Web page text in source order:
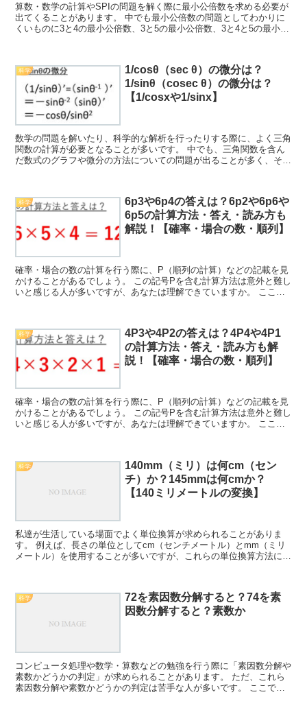
算数・数学の計算やSPIの問題を解く際に最小公倍数を求める必要が
出てくることがあります。 中でも最小公倍数の問題としてわかりに
くいものに3と4の最小公倍数、3と5の最小公倍数、3と4と5の最小公
科学
1/cosθ（sec θ）の微分は？
1/sinθ（cosec θ）の微分は？
【1/cosxや1/sinx】
数学の問題を解いたり、科学的な解析を行ったりする際に、よく三角
関数の計算が必要となることが多いです。 中でも、三角関数を含ん
だ数式のグラフや微分の方法についての問題が出ることが多く、その
科学
6p3や6p4の答えは？6p2や6p6や
6p5の計算方法・答え・読み方も
解説！【確率・場合の数・順列】
確率・場合の数の計算を行う際に、P（順列の計算）などの記載を見
かけることがあるでしょう。 この記号Pを含む計算方法は意外と難し
いと感じる人が多いですが、あなたは理解できていますか。 ここで
科学
4P3や4P2の答えは？4P4や4P1
の計算方法・答え・読み方も解
説！【確率・場合の数・順列】
確率・場合の数の計算を行う際に、P（順列の計算）などの記載を見
かけることがあるでしょう。 この記号Pを含む計算方法は意外と難し
いと感じる人が多いですが、あなたは理解できていますか。 ここで
科学
140mm（ミリ）は何cm（セン
チ）か？145mmは何cmか？
【140ミリメートルの変換】
私達が生活している場面でよく単位換算が求められることがありま
す。 例えば、長さの単位としてcm（センチメートル）とmm（ミリ
メートル）を使用することが多いですが、これらの単位換算方法につ
科学
72を素因数分解すると？74を素
因数分解すると？素数か
コンピュータ処理や数学・算数などの勉強を行う際に「素因数分解や
素数かどうかの判定」が求められることがあります。 ただ、これら
素因数分解や素数かどうかの判定は苦手な人が多いです。 ここで